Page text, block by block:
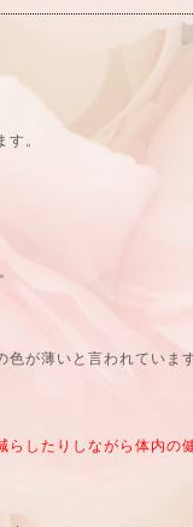
。
が薄いと言われています
らしたりしながら体内の